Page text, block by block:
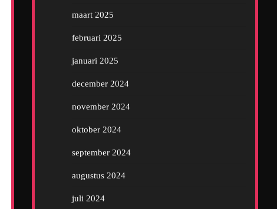
maart 2025
februari 2025
januari 2025
december 2024
november 2024
oktober 2024
september 2024
augustus 2024
juli 2024